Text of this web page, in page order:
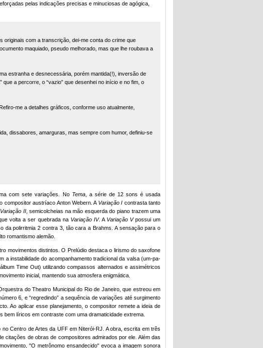
pelas indicações precisas e minuciosas de agógica,
originais com a transcrição, dei-me conta do crime que
maquiado, pseudo melhorado, mas que lhe roubava a
estranha e desnecessária, porém mantida(!), inversão de
a percorre, o “vazio” que desenhei no início e no fim, o
me a detalhes gráficos, conforme uso atualmente,
dissabores, amarguras, mas sempre com humor, definiu-se
com sete variações. No Tema, a série de 12 sons é usada
compositor austríaco Anton Webern. A Variação I contrasta tanto
Variação II, semicolcheias na mão esquerda do piano trazem uma
volta a ser quebrada na Variação IV. A Variação Vpossui um
da polirritmia 2 contra 3, tão cara a Brahms. A sensação para o
romantismo alemão.
movimentos distintos. O Prelúdio destaca o lirismo do saxofone
a instabilidade do acompanhamento tradicional da valsa (um-pa-
Time Out) utilizando compassos alternados e assimétricos
inicial, mantendo sua atmosfera enigmática.
do Theatro Municipal do Rio de Janeiro, que estreou em
6, e “regredindo” a sequência de variações até surgimento
Ao aplicar esse planejamento, o compositor remete a ideia de
líricos em contraste com uma dramaticidade extrema.
Centro de Artes da UFF em Niterói-RJ. A obra, escrita em três
citações de obras de compositores admirados por ele. Além das
"O metrônomo ensandecido" evoca a imagem sonora